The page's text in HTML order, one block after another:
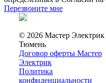
Перезвоните мне
© 2026 Мастер Электрик
Тюмень
Договор оферты Мастер
Электрик
Политика
конфиденциальности